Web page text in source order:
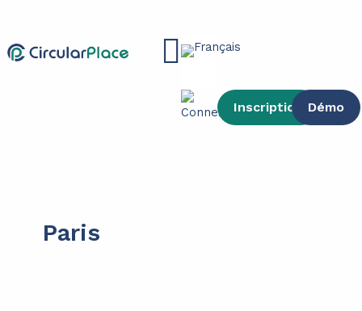
contenu
Main
Inscription Démo
Paris